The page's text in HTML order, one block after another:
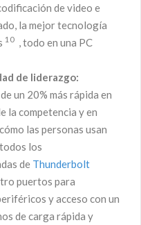
de video e
la mejor tecnología
10, todo en una PC
de liderazgo:
un 20% más rápida en
la competencia y en
las personas usan
los
de Thunderbolt
puertos para
y acceso con un
de carga rápida y